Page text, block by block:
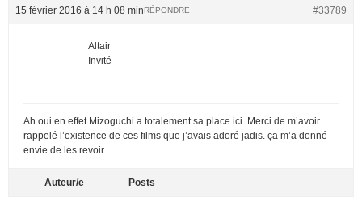
15 février 2016 à 14 h 08 min #33789
RÉPONDRE
Altair
Invité
Ah oui en effet Mizoguchi a totalement sa place ici. Merci de m’avoir
rappelé l’existence de ces films que j’avais adoré jadis. ça m’a donné
envie de les revoir.
Auteur/e Posts